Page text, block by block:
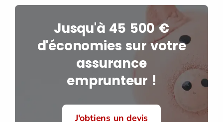
Jusqu'à 45 500 €
d'économies sur votre
assurance
emprunteur !
J'obtiens un devis